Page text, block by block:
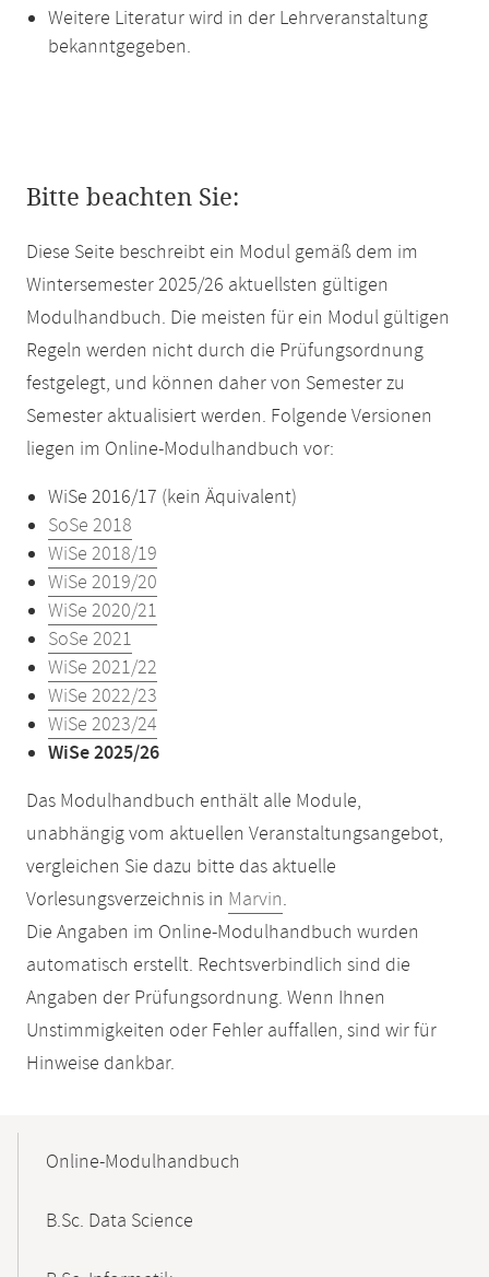
Weitere Literatur wird in der Lehrveranstaltung
bekanntgegeben.
Bitte beachten Sie:
Diese Seite beschreibt ein Modul gemäß dem im
Wintersemester 2025/26 aktuellsten gültigen
Modulhandbuch. Die meisten für ein Modul gültigen
Regeln werden nicht durch die Prüfungsordnung
festgelegt, und können daher von Semester zu
Semester aktualisiert werden. Folgende Versionen
liegen im Online-Modulhandbuch vor:
WiSe 2016/17 (kein Äquivalent)
SoSe 2018
WiSe 2018/19
WiSe 2019/20
WiSe 2020/21
SoSe 2021
WiSe 2021/22
WiSe 2022/23
WiSe 2023/24
WiSe 2025/26
Das Modulhandbuch enthält alle Module,
unabhängig vom aktuellen Veranstaltungsangebot,
vergleichen Sie dazu bitte das aktuelle
Vorlesungsverzeichnis in Marvin.
Die Angaben im Online-Modulhandbuch wurden
automatisch erstellt. Rechtsverbindlich sind die
Angaben der Prüfungsordnung. Wenn Ihnen
Unstimmigkeiten oder Fehler auffallen, sind wir für
Hinweise dankbar.
NavigationOnline-Modulhandbuch
B.Sc. Data Science